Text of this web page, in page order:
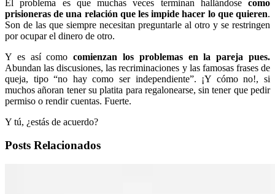
El problema es que muchas veces terminan hallándosecomo
prisioneras de una relación que les impide hacer lo que quieren.
Son de las que siempre necesitan preguntarle al otro y se restringen
por ocupar el dinero de otro.
Y es así comocomienzan los problemas en la pareja pues.
Abundan las discusiones, las recriminaciones y las famosas frases de
queja, tipo “no hay como ser independiente”. ¡Y cómo no!, si
muchos añoran tener su platita para regalonearse, sin tener que pedir
permiso o rendir cuentas. Fuerte.
Y tú, ¿estás de acuerdo?
Posts Relacionados